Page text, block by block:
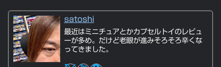
satoshi
最近はミニチュアとかカプセルトイのレビュ
ーが多め。だけど老眼が進みそろそろ辛くな
ってきました。